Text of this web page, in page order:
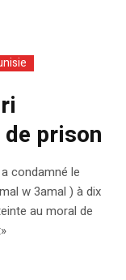
prison
condamné le
w 3amal ) à dix
au moral de